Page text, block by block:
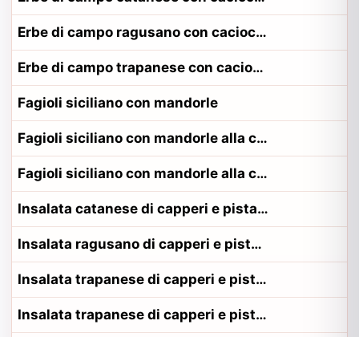
Erbe di campo ragusano con caciocavallo
Erbe di campo trapanese con caciocavallo
Fagioli siciliano con mandorle
Fagioli siciliano con mandorle alla contadina messinese
Fagioli siciliano con mandorle alla contadina siracusano
Insalata catanese di capperi e pistacchio
Insalata ragusano di capperi e pistacchio
Insalata trapanese di capperi e pistacchio
Insalata trapanese di capperi e pistacchio alla contadina trapanese